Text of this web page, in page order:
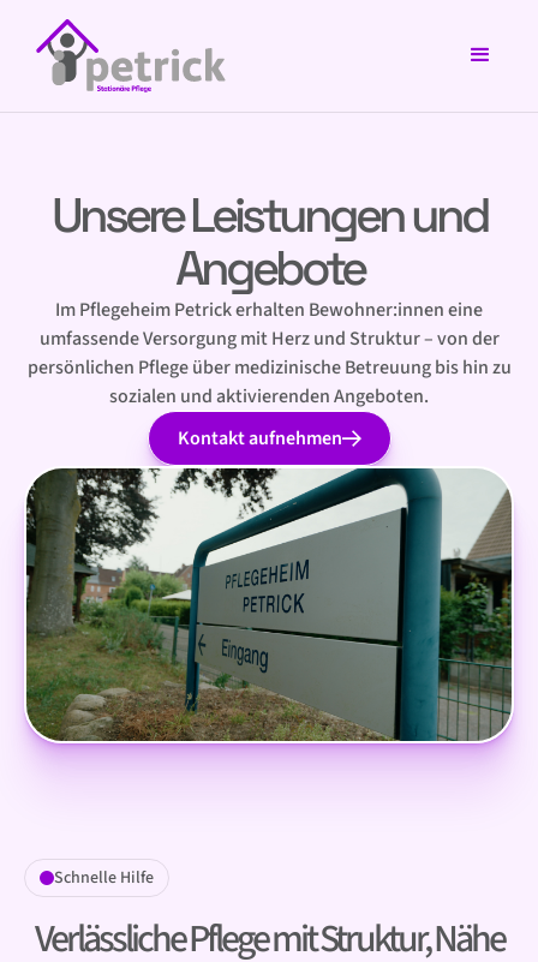
Unsere Leistungen und
Angebote
Im Pflegeheim Petrick erhalten Bewohner:innen eine
umfassende Versorgung mit Herz und Struktur – von der
persönlichen Pflege über medizinische Betreuung bis hin zu
sozialen und aktivierenden Angeboten.
Kontakt aufnehmen
Schnelle Hilfe
Verlässliche Pflege mit Struktur, Nähe